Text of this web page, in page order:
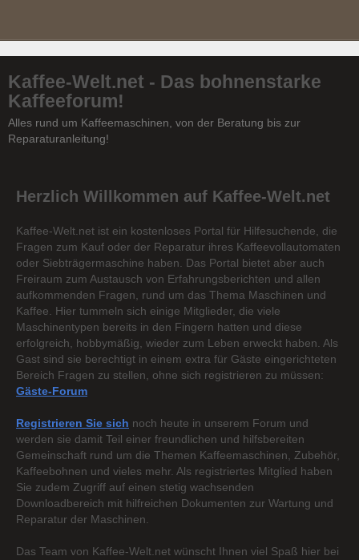
Kaffee-Welt.net - Das bohnenstarke
Kaffeeforum!
Alles rund um Kaffeemaschinen, von der Beratung bis zur
Reparaturanleitung!
Herzlich Willkommen auf Kaffee-Welt.net
Kaffee-Welt.net ist ein kostenloses Portal für Hilfesuchende, die
Fragen zum Kauf oder der Reparatur ihres Kaffeevollautomaten
oder Siebträgermaschine haben. Das Portal bietet aber auch
Freiraum zum Austausch von Erfahrungsberichten und allen
aufkommenden Fragen, rund um das Thema Maschinen und
Kaffee. Hier tummeln sich einige Mitglieder, die viele
Maschinentypen bereits in den Fingern hatten und diese
erfolgreich, hobbymäßig, wieder zum Leben erweckt haben. Als
Gast sind sie berechtigt in einem extra für Gäste eingerichteten
Bereich Fragen zu stellen, ohne sich registrieren zu müssen:
Gäste-Forum
Registrieren Sie sich noch heute in unserem Forum und
werden sie damit Teil einer freundlichen und hilfsbereiten
Gemeinschaft rund um die Themen Kaffeemaschinen, Zubehör,
Kaffeebohnen und vieles mehr. Als registriertes Mitglied haben
Sie zudem Zugriff auf einen stetig wachsenden
Downloadbereich mit hilfreichen Dokumenten zur Wartung und
Reparatur der Maschinen.
Das Team von Kaffee-Welt.net wünscht Ihnen viel Spaß hier bei